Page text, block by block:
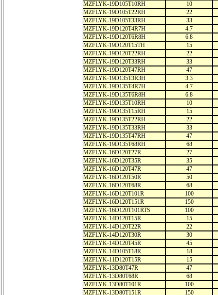
MZFLYK-19D105T10RH
10
MZFLYK-19D105T22RH
22
MZFLYK-19D105T33RH
33
MZFLYK-19D120T4R7H
4.7
MZFLYK-19D120T6R8H
6.8
MZFLYK-19D120T15TH
15
MZFLYK-19D120T22RH
22
MZFLYK-19D120T33RH
33
MZFLYK-19D120T47RH
47
MZFLYK-19D135T3R3H
3.3
MZFLYK-19D135T4R7H
4.7
MZFLYK-19D135T6R8H
6.8
MZFLYK-19D135T10RH
10
MZFLYK-19D135T15RH
15
MZFLYK-19D135T22RH
22
MZFLYK-19D135T33RH
33
MZFLYK-19D135T47RH
47
MZFLYK-19D135T68RH
68
MZFLYK-16D120T27R
27
MZFLYK-16D120T35R
35
MZFLYK-16D120T47R
47
MZFLYK-16D120T50R
50
MZFLYK-16D120T68R
68
MZFLYK-16D120T101R
100
MZFLYK-16D120T151R
150
MZFLYK-16D120T101RTS
100
MZFLYK-14D120T15R
15
MZFLYK-14D120T22R
22
MZFLYK-14D120T30R
30
MZFLYK-14D120T45R
45
MZFLYK-14D105T18R
18
MZFLYK-11D120T15R
15
MZFLYK-13D80T47R
47
MZFLYK-13D80T68R
68
MZFLYK-13D80T101R
100
MZFLYK-13D80T151R
150